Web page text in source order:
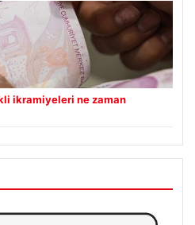
ikramiyeleri ne zaman